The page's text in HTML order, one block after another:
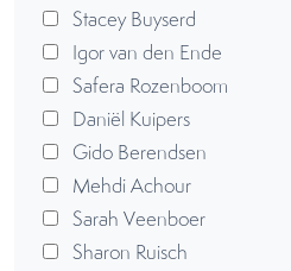
Stacey Buyserd
Igor van den Ende
Safera Rozenboom
Daniël Kuipers
Gido Berendsen
Mehdi Achour
Sarah Veenboer
Sharon Ruisch